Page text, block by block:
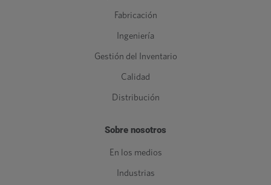
Fabricación
Ingeniería
Gestión del Inventario
Calidad
Distribución
Sobre nosotros
En los medios
Industrias